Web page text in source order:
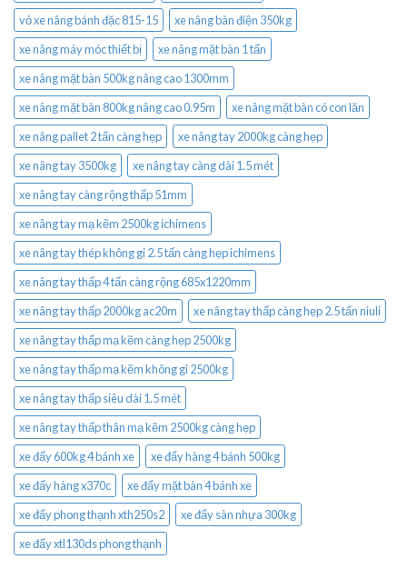
vỏ xe nâng bánh đặc 815-15
xe nâng bàn điện 350kg
xe nâng máy móc thiết bị
xe nâng mặt bàn 1 tấn
xe nâng mặt bàn 500kg nâng cao 1300mm
xe nâng mặt bàn 800kg nâng cao 0.95m
xe nâng mặt bàn có con lăn
xe nâng pallet 2 tấn càng hẹp
xe nâng tay 2000kg càng hẹp
xe nâng tay 3500kg
xe nâng tay càng dài 1.5 mét
xe nâng tay càng rộng thấp 51mm
xe nâng tay mạ kẽm 2500kg ichimens
xe nâng tay thép không gỉ 2.5 tấn càng hẹp ichimens
xe nâng tay thấp 4 tấn càng rộng 685x1220mm
xe nâng tay thấp 2000kg ac20m
xe nâng tay thấp càng hẹp 2.5 tấn niuli
xe nâng tay thấp mạ kẽm càng hẹp 2500kg
xe nâng tay thấp mạ kẽm không gỉ 2500kg
xe nâng tay thấp siêu dài 1.5 mét
xe nâng tay thấp thân mạ kẽm 2500kg càng hẹp
xe đẩy 600kg 4 bánh xe
xe đẩy hàng 4 bánh 500kg
xe đẩy hàng x370c
xe đẩy mặt bàn 4 bánh xe
xe đẩy phong thạnh xth250s2
xe đẩy sàn nhựa 300kg
xe đẩy xtl130ds phong thạnh